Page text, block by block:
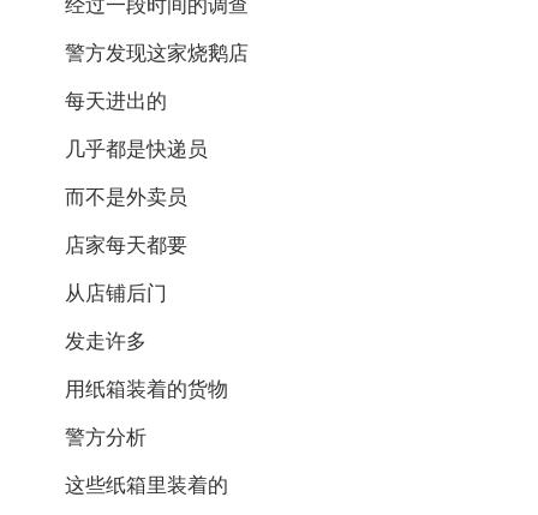
经过一段时间的调查
警方发现这家烧鹅店
每天进出的
几乎都是快递员
而不是外卖员
店家每天都要
从店铺后门
发走许多
用纸箱装着的货物
警方分析
这些纸箱里装着的